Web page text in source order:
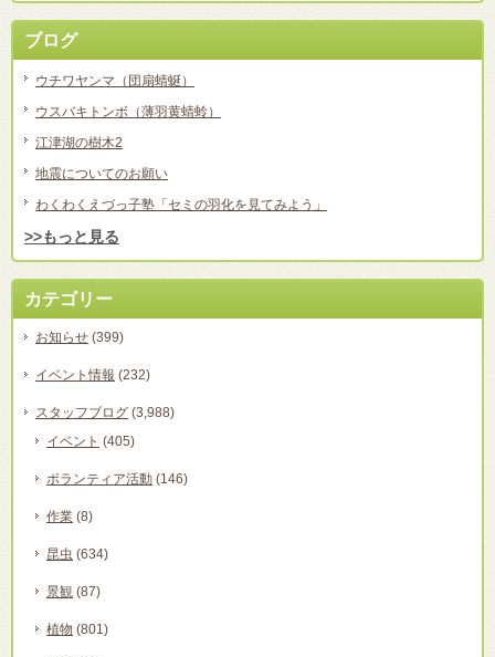
ブログ
ウチワヤンマ（団扇蜻蜒）
ウスバキトンボ（薄羽黄蜻蛉）
江津湖の樹木2
地震についてのお願い
わくわくえづっ子塾「セミの羽化を見てみよう」
>>もっと見る
カテゴリー
お知らせ (399)
イベント情報 (232)
スタッフブログ (3,988)
イベント (405)
ボランティア活動 (146)
作業 (8)
昆虫 (634)
景観 (87)
植物 (801)